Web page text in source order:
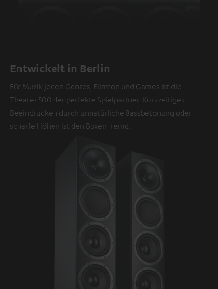
Entwickelt in Berlin
Für Musik jeden Genres, Filmton und Games ist die
Theater 500 der perfekte Spielpartner. Kurzzeitiges
Beeindrucken durch unnatürliche Bassbetonung oder
scharfe Höhen ist den Boxen fremd.